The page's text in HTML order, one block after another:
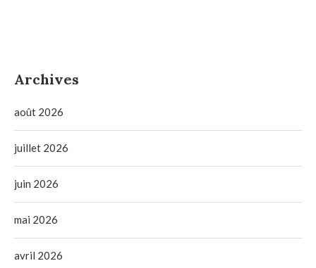
Archives
août 2026
juillet 2026
juin 2026
mai 2026
avril 2026